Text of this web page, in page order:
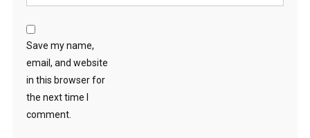
Save my name,
email, and website
in this browser for
the next time I
comment.